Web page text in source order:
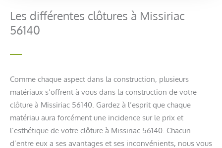
Les différentes clôtures à Missiriac
56140
Comme chaque aspect dans la construction, plusieurs
matériaux s’offrent à vous dans la construction de votre
clôture à Missiriac 56140. Gardez à l’esprit que chaque
matériau aura forcément une incidence sur le prix et
l’esthétique de votre clôture à Missiriac 56140. Chacun
d’entre eux a ses avantages et ses inconvénients, nous vous